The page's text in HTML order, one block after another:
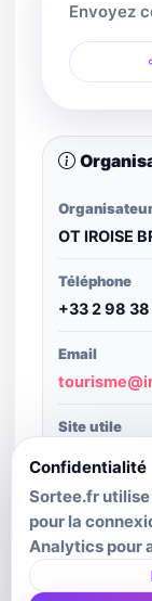
Envoyez
OT IROISE
Téléphone
+33 2 98
Email
Site utile
Structure
SIT
Dernière
Confidentialité
Sortee.fr
pour la
Analytics pour